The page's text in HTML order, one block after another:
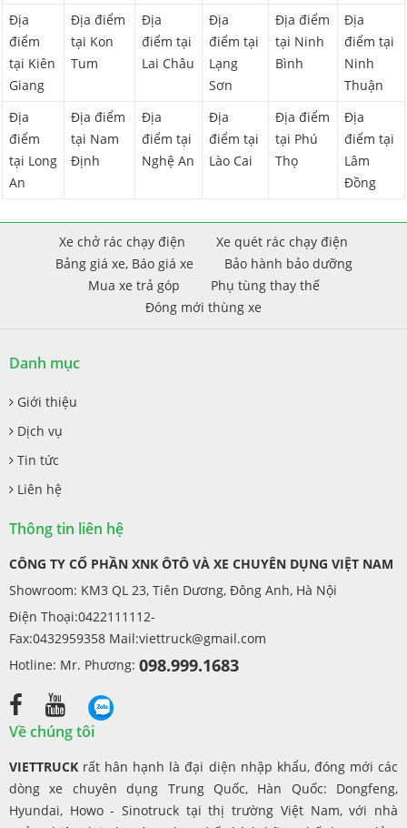
Địa
điểm
tại Kiên
Giang
Địa điểm
tại Kon
Tum
Địa
điểm tại
Lai Châu
Địa
điểm tại
Lạng
Sơn
Địa điểm
tại Ninh
Bình
Địa
điểm tại
Ninh
Thuận
Địa
điểm
tại Long
An
Địa điểm
tại Nam
Định
Địa
điểm tại
Nghệ An
Địa
điểm tại
Lào Cai
Địa điểm
tại Phú
Thọ
Địa
điểm tại
Lâm
Đồng
Xe chở rác chạy điện
Xe quét rác chạy điện
Bảng giá xe, Báo giá xe
Bảo hành bảo dưỡng
Mua xe trả góp
Phụ tùng thay thế
Đóng mới thùng xe
Danh mục
Giới thiệu
Dịch vụ
Tin tức
Liên hệ
Thông tin liên hệ
CÔNG TY CỔ PHẦN XNK ÔTÔ VÀ XE CHUYÊN DỤNG VIỆT NAM
Showroom: KM3 QL 23, Tiên Dương, Đông Anh, Hà Nội
Điện Thoại:0422111112-
Fax:0432959358 Mail:viettruck@gmail.com
Hotline: Mr. Phương: 098.999.1683
Về chúng tôi
VIETTRUCK rất hân hạnh là đại diện nhập khẩu, đóng mới các
dòng xe chuyên dụng Trung Quốc, Hàn Quốc: Dongfeng,
Hyundai, Howo - Sinotruck tại thị trường Việt Nam, với nhà